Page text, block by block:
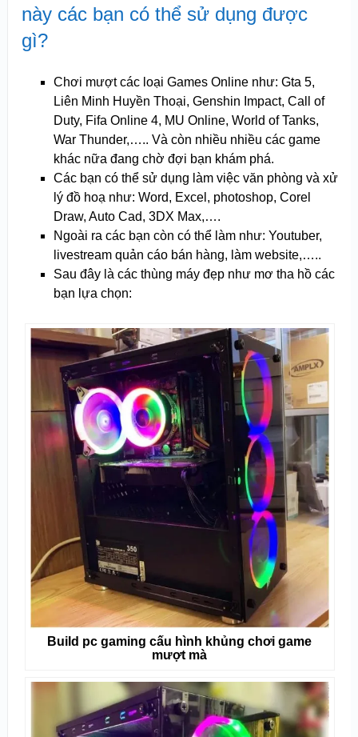
này các bạn có thể sử dụng được
gì?
Chơi mượt các loại Games Online như: Gta 5,
Liên Minh Huyền Thoại, Genshin Impact, Call of
Duty, Fifa Online 4, MU Online, World of Tanks,
War Thunder,….. Và còn nhiều nhiều các game
khác nữa đang chờ đợi bạn khám phá.
Các bạn có thể sử dụng làm việc văn phòng và xử
lý đồ hoạ như: Word, Excel, photoshop, Corel
Draw, Auto Cad, 3DX Max,….
Ngoài ra các bạn còn có thể làm như: Youtuber,
livestream quản cáo bán hàng, làm website,…..
Sau đây là các thùng máy đẹp như mơ tha hồ các
bạn lựa chọn:
Build pc gaming cấu hình khủng chơi game
mượt mà